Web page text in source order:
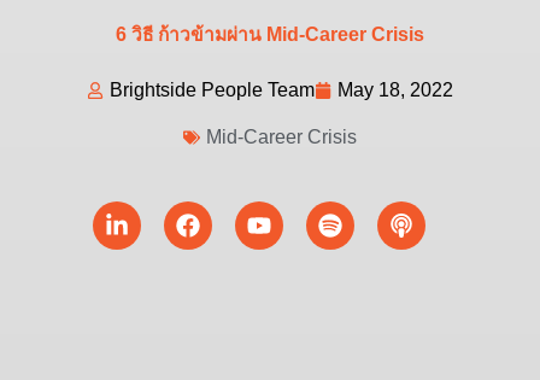
6 วิธี ก้าวข้ามผ่าน Mid-Career Crisis
Brightside People Team May 18, 2022
Mid-Career Crisis
Linkedin-
in
FacebookYoutubeSpotifyPodcast